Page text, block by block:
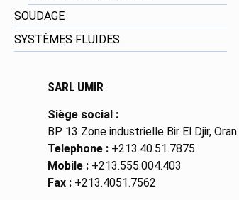
SOUDAGE
SYSTÈMES FLUIDES
SARL UMIR
Siège social :
BP 13 Zone industrielle Bir El Djir, Oran.
Telephone : +213.40.51.7875
Mobile : +213.555.004.403
Fax : +213.4051.7562